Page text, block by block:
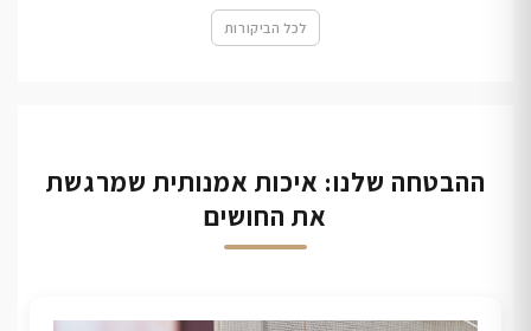
לכל הביקורות
ההבטחה שלנו: איכות אמנותית שמרגשת
את החושים